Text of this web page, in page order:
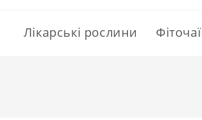
Лікарські рослини Фіточаї